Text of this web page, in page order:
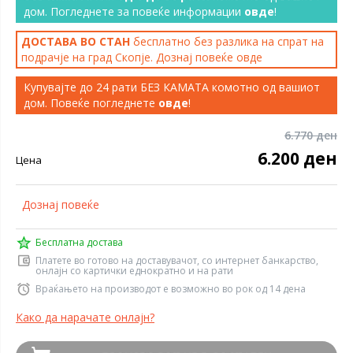
дом. Погледнете за повеќе информации овде!
ДОСТАВА ВО СТАН бесплатно без разлика на спрат на
подрачје на град Скопје. Дознај повеќе овде
Купувајте до 24 рати БЕЗ КАМАТА комотно од вашиот
дом. Повеќе погледнете овде!
6.770 ден
Цена 6.200 ден
Дознај повеќе
Бесплатна достава
Платете во готово на доставувачот, со интернет банкарство,
онлајн со картички еднократно и на рати
Враќањето на производот е возможно во рок од 14 дена
Како да нарачате онлајн?